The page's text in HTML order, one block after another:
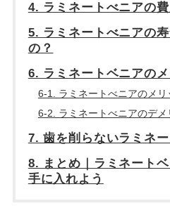
4. ラミネートべニアの費
5. ラミネートべニアの
の？
6. ラミネートベニアの
6-1. ラミネートべニアのメリ
6-2. ラミネートべニアのデメ
7. 歯を削らないラミネ
8. まとめ｜ラミネート
手に入れよう